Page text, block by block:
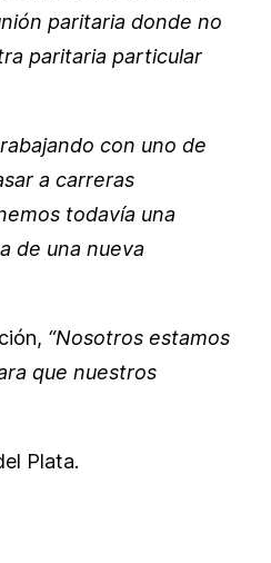
paritaria donde no
paritaria particular
con uno de
a carreras
todavía una
de una nueva
“Nosotros estamos
que nuestros
Plata.